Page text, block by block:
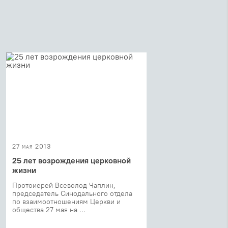
27 мая 2013
25 лет возрождения церковной
жизни
Протоиерей Всеволод Чаплин,
председатель Синодального отдела
по взаимоотношениям Церкви и
общества 27 мая на ...